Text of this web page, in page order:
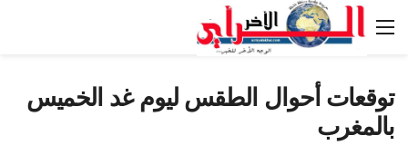
توقعات أحوال الطقس ليوم غد الخميس
بالمغرب